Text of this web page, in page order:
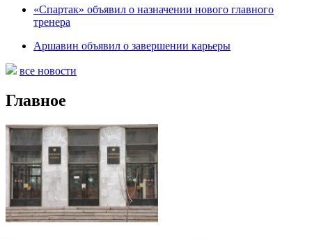
«Спартак» объявил о назначении нового главного
тренера
Аршавин объявил о завершении карьеры
все новости
Главное